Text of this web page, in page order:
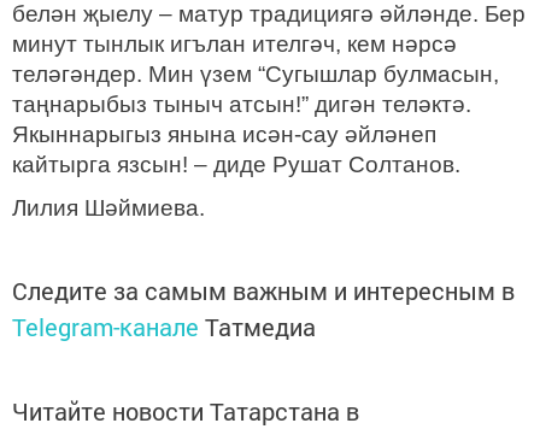
белән җыелу – матур традициягә әйләнде. Бер
минут тынлык игълан ителгәч, кем нәрсә
теләгәндер. Мин үзем “Сугышлар булмасын,
таңнарыбыз тыныч атсын!” дигән теләктә.
Якыннарыгыз янына исән-сау әйләнеп
кайтырга язсын! – диде Рушат Солтанов.
Лилия Шәймиева.
Следите за самым важным и интересным в
Telegram-канале Татмедиа
Читайте новости Татарстана в